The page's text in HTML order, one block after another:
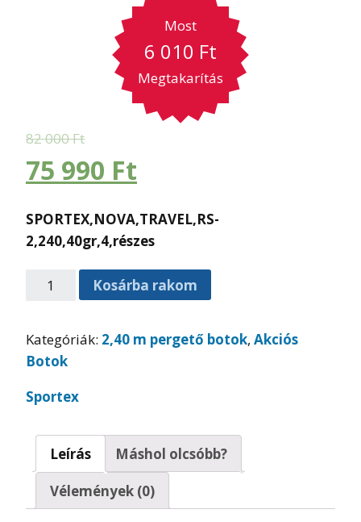
Most
6 010 Ft
Megtakarítás
82 000Ft
75 990 Ft
SPORTEX,NOVA,TRAVEL,RS-
2,240,40gr,4,részes
Kosárba rakom
Kategóriák: 2,40 m pergető botok, Akciós
Botok
Sportex
Leírás
Máshol olcsóbb?
Vélemények (0)